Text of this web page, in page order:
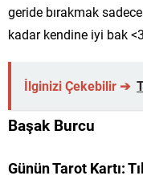
geride bırakmak
kadar kendine iyi bak <3
İlginizi Çekebilir ➔
Başak Burcu
Günün Tarot Kartı: